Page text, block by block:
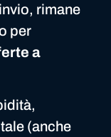
rimane
per
a
(anche